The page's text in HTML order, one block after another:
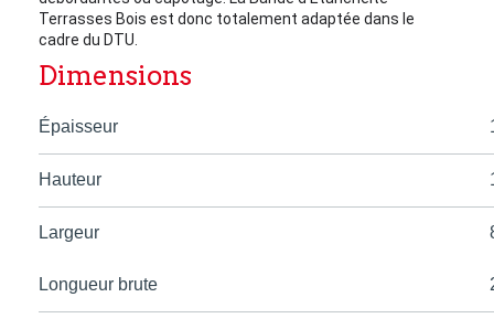
Terrasses Bois est donc totalement adaptée dans le
cadre du DTU.
Dimensions
Épaisseur
Hauteur
Largeur
Longueur brute